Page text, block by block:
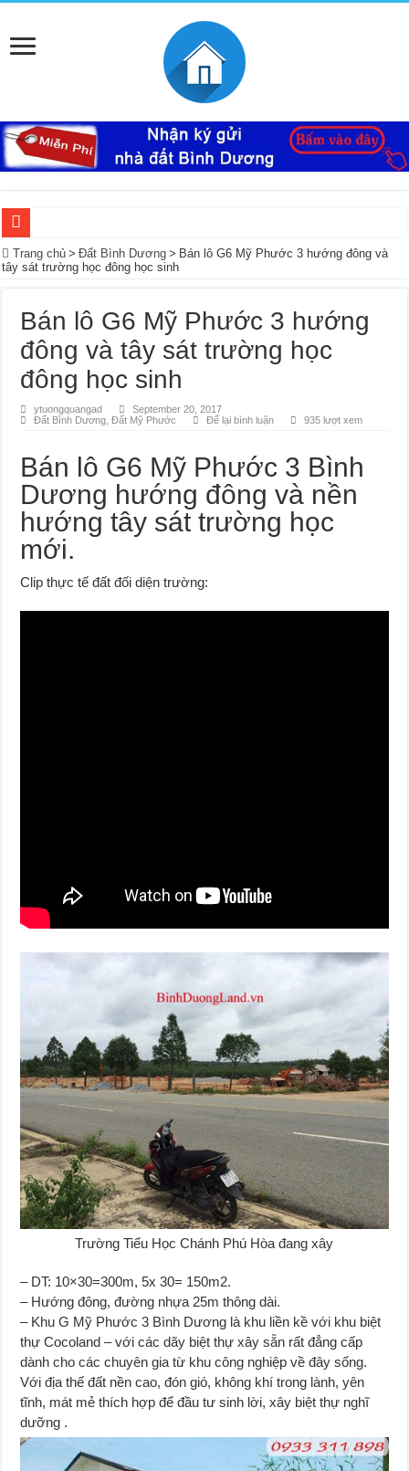
Ký Gửi Đất Bình Dương Miễn Phí giúp mua bán nhanh
Mua bán – nhận kí gửi đất Tân Định, Thới Hòa – Bến Cát, Bình Dương giá cao,
Nhà Ecolakes cho thuê, nhà hoàn thiện mới đẹp tại Mỹ Phước Bình Dương
Mua bán, nhận ký gửi nhà đất đường D4C Mỹ Phước 4, Thới Hòa, Bến Cát,
Nhận ký gửi đất Rạch Bắp Bình Dương
Đất Bình Dương giá rẻ khiến người mua bị sốc
Nhận ký gửi đất Green River City, Thới Hòa, Bến Cát, Bình Dương
Trang chủ > Đất Bình Dương > Bán lô G6 Mỹ Phước 3 hướng đông và
tây sát trường học đông học sinh
Bán lô G6 Mỹ Phước 3 hướng
đông và tây sát trường học
đông học sinh
ytuongquangad
September 20, 2017
Đất Bình Dương ,Đất Mỹ Phước Để lại bình luận 935 lượt xem
Bán lô G6 Mỹ Phước 3 Bình
Dương hướng đông và nền
hướng tây sát trường học
mới.
Clip thực tế đất đối diện trường:
Trường Tiểu Học Chánh Phú Hòa đang xây
– DT: 10×30=300m, 5x 30= 150m2.
– Hướng đông, đường nhựa 25m thông dài.
– Khu G Mỹ Phước 3 Bình Dương là khu liền kề với khu biệt
thự Cocoland – với các dãy biệt thự xây sẵn rất đẳng cấp
dành cho các chuyên gia từ khu công nghiệp về đây sống.
Với địa thế đất nền cao, đón gió, không khí trong lành, yên
tĩnh, mát mẻ thích hợp để đầu tư sinh lời, xây biệt thự nghĩ
dưỡng .